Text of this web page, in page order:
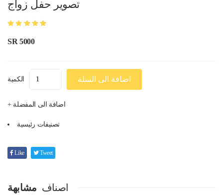
تصوير حفل زواج
SR 5000
الكمية اضافة الى السلة
+ اضافة الى المفضلة
تصنيفات رئيسية
Like Tweet
اصناف مشابهة